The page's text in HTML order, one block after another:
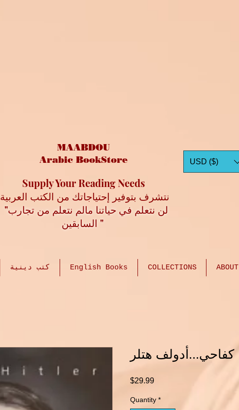
MAABDOU
Arabic BookStore
Supply Your Reading Needs
نتشرف بتوفير إحتياجاتك من الكتب العربية
"لن نتعلم في حياتنا مالم نتعلم من تجارب
السابقين "
USD ($)
كتب دينية English Books COLLECTIONS ABOUT
كفاحي...أدولف هتلر
$29.99Price
Quantity *